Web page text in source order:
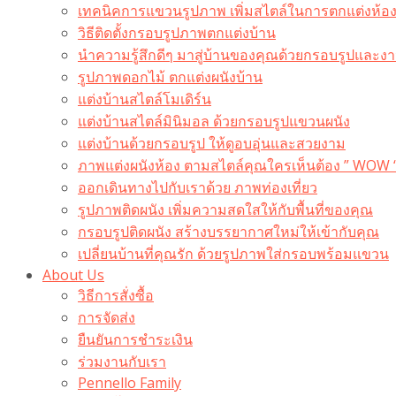
เทคนิคการแขวนรูปภาพ เพิ่มสไตล์ในการตกแต่งห้อง
วิธีติดตั้งกรอบรูปภาพตกแต่งบ้าน
นำความรู้สึกดีๆ มาสู่บ้านของคุณด้วยกรอบรูปและง
รูปภาพดอกไม้ ตกแต่งผนังบ้าน
แต่งบ้านสไตล์โมเดิร์น
แต่งบ้านสไตล์มินิมอล ด้วยกรอบรูปแขวนผนัง
แต่งบ้านด้วยกรอบรูป ให้ดูอบอุ่นและสวยงาม
ภาพแต่งผนังห้อง ตามสไตล์คุณใครเห็นต้อง ” WOW
ออกเดินทางไปกับเราด้วย ภาพท่องเที่ยว
รูปภาพติดผนัง เพิ่มความสดใสให้กับพื้นที่ของคุณ
กรอบรูปติดผนัง สร้างบรรยากาศใหม่ให้เข้ากับคุณ
เปลี่ยนบ้านที่คุณรัก ด้วยรูปภาพใส่กรอบพร้อมแขวน​
About Us
วิธีการสั่งซื้อ
การจัดส่ง
ยืนยันการชำระเงิน
ร่วมงานกับเรา
Pennello Family